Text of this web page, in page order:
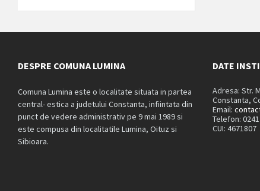
DESPRE COMUNA LUMINA
Comuna Lumina este o localitate situata in partea
central- estica a judetului Constanta, infiintata din
punct de vedere administrativ pe 9 mai 1989 si
este compusa din localitatile Lumina, Oituz si
Sibioara.
DATE
Adresa: Str.
Constanta,
Email:
Telefon:
CUI: 4671807